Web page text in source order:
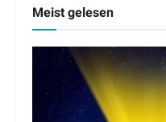
Meist gelesen